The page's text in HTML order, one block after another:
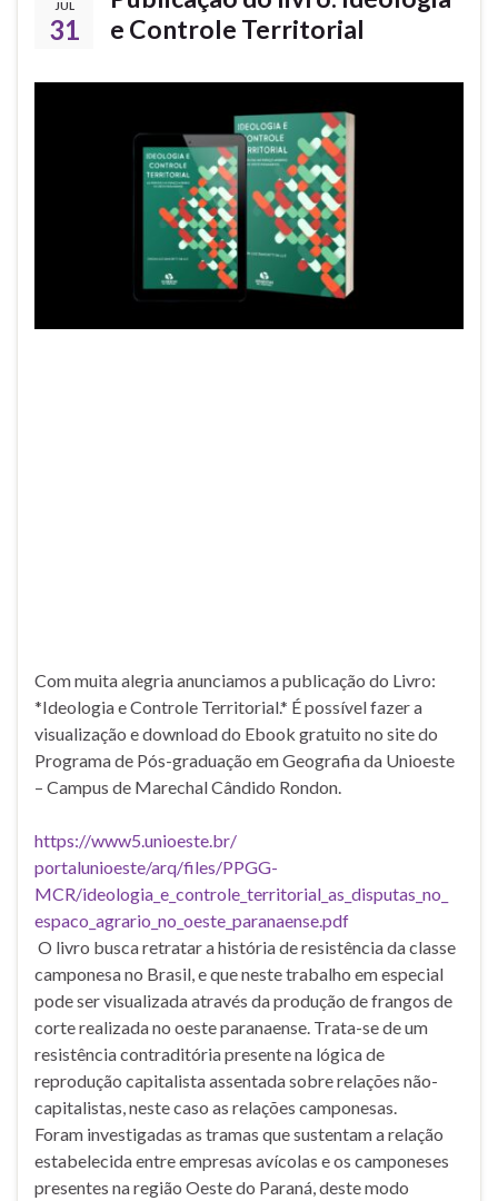
JUL
31
e Controle Territorial
Com muita alegria anunciamos a publicação do Livro:
*Ideologia e Controle Territorial.* É possível fazer a
visualização e download do Ebook gratuito no site do
Programa de Pós-graduação em Geografia da Unioeste
– Campus de Marechal Cândido Rondon.
https://www5.unioeste.br/
portalunioeste/arq/files/PPGG-
MCR/ideologia_e_controle_ territorial_as_disputas_no_
espaco_agrario_no_oeste_ paranaense.pdf
O livro busca retratar a história de resistência da classe
camponesa no Brasil, e que neste trabalho em especial
pode ser visualizada através da produção de frangos de
corte realizada no oeste paranaense. Trata-se de um
resistência contraditória presente na lógica de
reprodução capitalista assentada sobre relações não-
capitalistas, neste caso as relações camponesas.
Foram investigadas as tramas que sustentam a relação
estabelecida entre empresas avícolas e os camponeses
presentes na região Oeste do Paraná, deste modo